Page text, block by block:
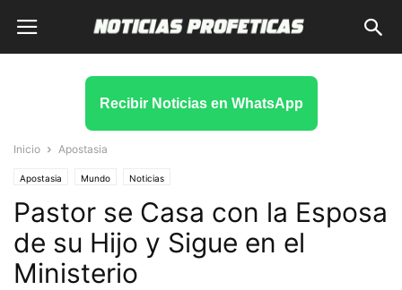
Recibir Noticias en WhatsApp
Inicio Apostasia
Apostasia Mundo Noticias
Pastor se Casa con la Esposa
de su Hijo y Sigue en el
Ministerio